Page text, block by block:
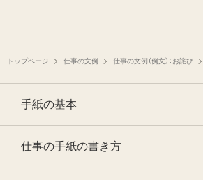
トップページ 仕事の文例 仕事の文例（例文）：お詫び
手紙の基本
仕事の手紙の書き方